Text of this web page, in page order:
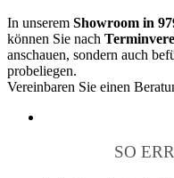
In unserem Showroom in
können Sie nach
anschauen, sondern auch
probeliegen.
Vereinbaren Sie einen
SO